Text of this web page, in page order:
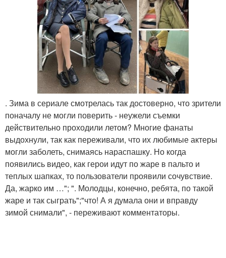
. Зима в сериале смотрелась так достоверно, что зрители
поначалу не могли поверить - неужели съемки
действительно проходили летом? Многие фанаты
выдохнули, так как переживали, что их любимые актеры
могли заболеть, снимаясь нараспашку. Но когда
появились видео, как герои идут по жаре в пальто и
теплых шапках, то пользователи проявили сочувствие.
Да, жарко им …"; ". Молодцы, конечно, ребята, по такой
жаре и так сыграть";"что! А я думала они и вправду
зимой снимали", - переживают комментаторы.